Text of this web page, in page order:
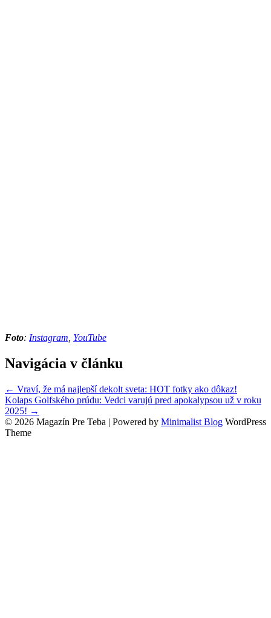
Foto: Instagram YouTube
Navigácia v článku
← Vraví, že má najlepší dekolt sveta: HOT fotky ako dôkaz!
Kolaps Golfského prúdu: Vedci varujú pred apokalypsou už v roku
2025! →
© 2026 Magazín Pre Teba | Powered by Minimalist Blog WordPress
Theme